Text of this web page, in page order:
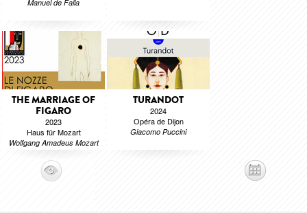
Manuel de Falla
THE MARRIAGE OF
FIGARO
2023
Haus für Mozart
Wolfgang Amadeus Mozart
TURANDOT
2024
Opéra de Dijon
Giacomo Puccini